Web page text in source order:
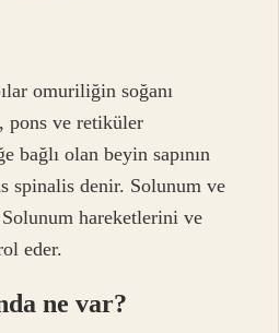
omuriliğin soğanı
pons ve retiküler
bağlı olan beyin sapının
spinalis denir. Solunum ve
hareketlerini ve
eder.
ne var?